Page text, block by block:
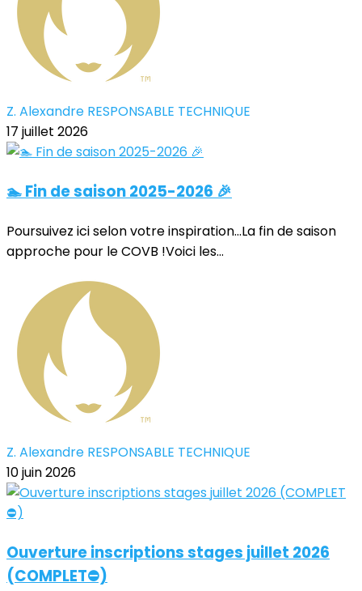
Z. Alexandre RESPONSABLE TECHNIQUE
17 juillet 2026
🏊 Fin de saison 2025-2026 🎉
Poursuivez ici selon votre inspiration...La fin de saison
approche pour le COVB !Voici les...
Z. Alexandre RESPONSABLE TECHNIQUE
10 juin 2026
Ouverture inscriptions stages juillet 2026
(COMPLET⛔)